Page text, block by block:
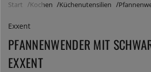
Start Kochen Küchenutensilien
Exxent
PFANNENWENDER MIT
EXXENT